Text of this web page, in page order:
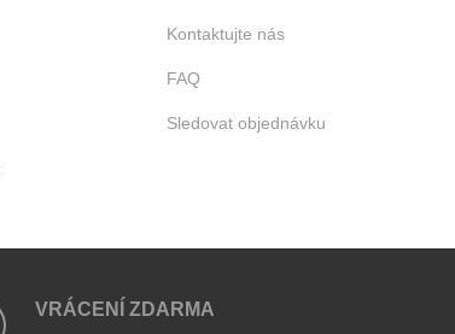
Kontaktujte nás
FAQ
Sledovat objednávku
VRÁCENÍ ZDARMA